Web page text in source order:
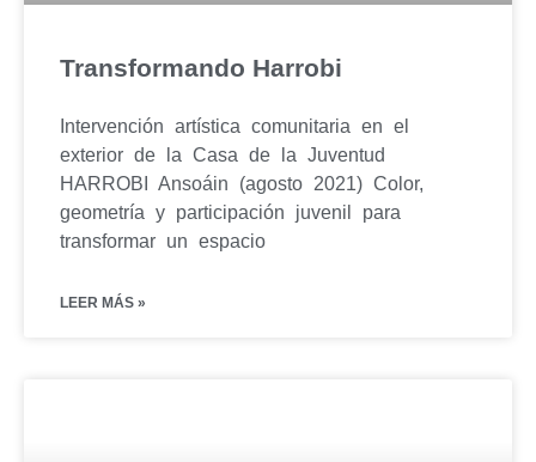
Transformando Harrobi
Intervención artística comunitaria en el
exterior de la Casa de la Juventud
HARROBI Ansoáin (agosto 2021) Color,
geometría y participación juvenil para
transformar un espacio
LEER MÁS »